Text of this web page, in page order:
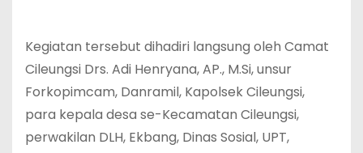
Kegiatan tersebut dihadiri langsung oleh Camat
Cileungsi Drs. Adi Henryana, AP., M.Si, unsur
Forkopimcam, Danramil, Kapolsek Cileungsi,
para kepala desa se-Kecamatan Cileungsi,
perwakilan DLH, Ekbang, Dinas Sosial, UPT,